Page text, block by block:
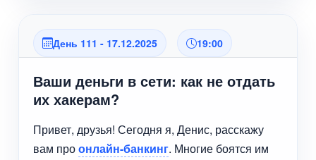
День 111 - 17.12.2025 19:00
Ваши деньги в сети: как не отдать
их хакерам?
Привет, друзья! Сегодня я, Денис, расскажу
вам проонлайн-банкинг. Многие боятся им